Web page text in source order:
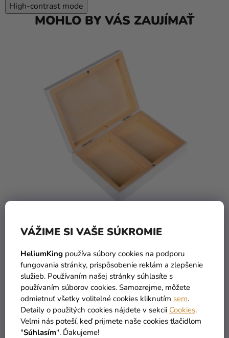
VÁŽIME SI VAŠE SÚKROMIE
HeliumKing používa súbory cookies na podporu
fungovania stránky, prispôsobenie reklám a zlepšenie
služieb. Používaním našej stránky súhlasíte s
používaním súborov cookies. Samozrejme, môžete
odmietnuť všetky voliteľné cookies kliknutím sem.
Detaily o použitých cookies nájdete v sekcii Cookies.
Veľmi nás poteší, keď prijmete naše cookies tlačidlom
"Súhlasím". Ďakujeme!
High-contrast mode
MOHLO BY VÁS ZAUJÍMAŤ
8,19 €
3,79 €
-54 %
DO KOŠÍKA